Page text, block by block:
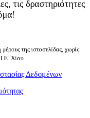
τις δραστηριότητες
της ιστοσελίδας, χωρίς
Χίου.
Δεδομένων